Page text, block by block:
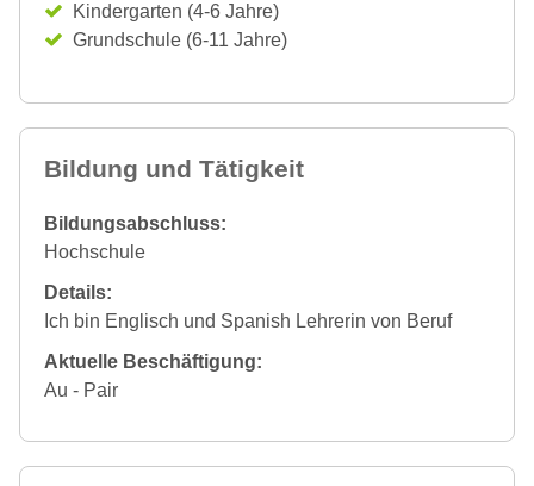
Kindergarten (4-6 Jahre)
Grundschule (6-11 Jahre)
Bildung und Tätigkeit
Bildungsabschluss:
Hochschule
Details:
Ich bin Englisch und Spanish Lehrerin von Beruf
Aktuelle Beschäftigung:
Au - Pair